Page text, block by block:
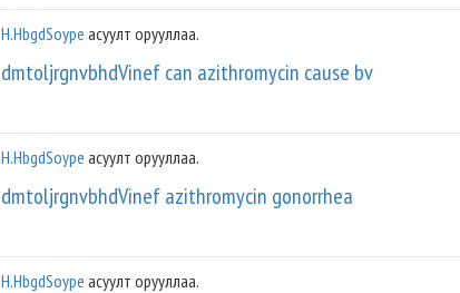
H.HbgdSoype асуулт орууллаа.
dmtoljrgnvbhdVinef can azithromycin cause bv
H.HbgdSoype асуулт орууллаа.
dmtoljrgnvbhdVinef azithromycin gonorrhea
H.HbgdSoype асуулт орууллаа.